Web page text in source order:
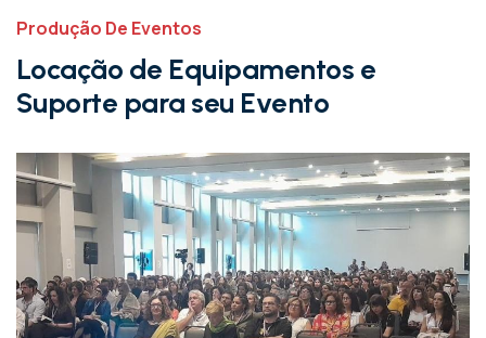
Produção De Eventos
Locação de Equipamentos e
Suporte para seu Evento